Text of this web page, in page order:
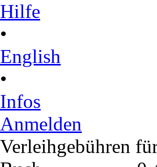
Hilfe
•
English
•
Infos
Anmelden
Verleihgebühren